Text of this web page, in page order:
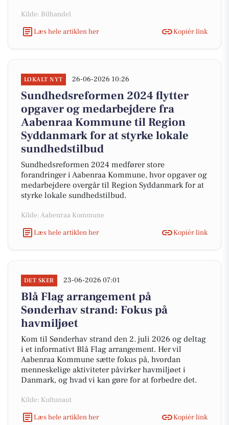
Kilde: Bilhandel
Læs hele artiklen her
Kopiér link
LOKALT NYT 26-06-2026 10:26
Sundhedsreformen 2024 flytter
opgaver og medarbejdere fra
Aabenraa Kommune til Region
Syddanmark for at styrke lokale
sundhedstilbud
Sundhedsreformen 2024 medfører store
forandringer i Aabenraa Kommune, hvor opgaver og
medarbejdere overgår til Region Syddanmark for at
styrke lokale sundhedstilbud.
Kilde: Aabenraa Kommune
Læs hele artiklen her
Kopiér link
DET SKER 23-06-2026 07:01
Blå Flag arrangement på
Sønderhav strand: Fokus på
havmiljøet
Kom til Sønderhav strand den 2. juli 2026 og deltag
i et informativt Blå Flag arrangement. Her vil
Aabenraa Kommune sætte fokus på, hvordan
menneskelige aktiviteter påvirker havmiljøet i
Danmark, og hvad vi kan gøre for at forbedre det.
Kilde: Kultunaut
Læs hele artiklen her
Kopiér link